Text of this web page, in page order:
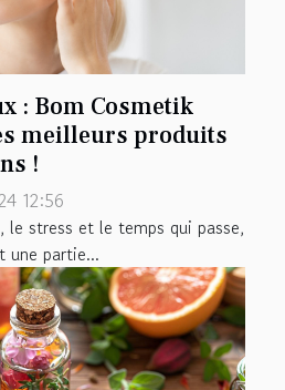
: Bom Cosmetik
meilleurs produits
!
12:56
le stress et le temps qui passe,
une partie...